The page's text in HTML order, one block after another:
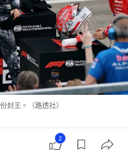
封王。（路透社）
拿侖車手皮亞斯特
2